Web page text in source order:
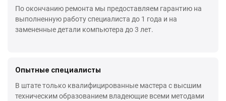
По окончанию ремонта мы предоставляем гарантию на
выполненную работу специалиста до 1 года и на
замененные детали компьютера до 3 лет.
Опытные специалисты
В штате только квалифицированные мастера с высшим
техническим образованием владеющие всеми методами